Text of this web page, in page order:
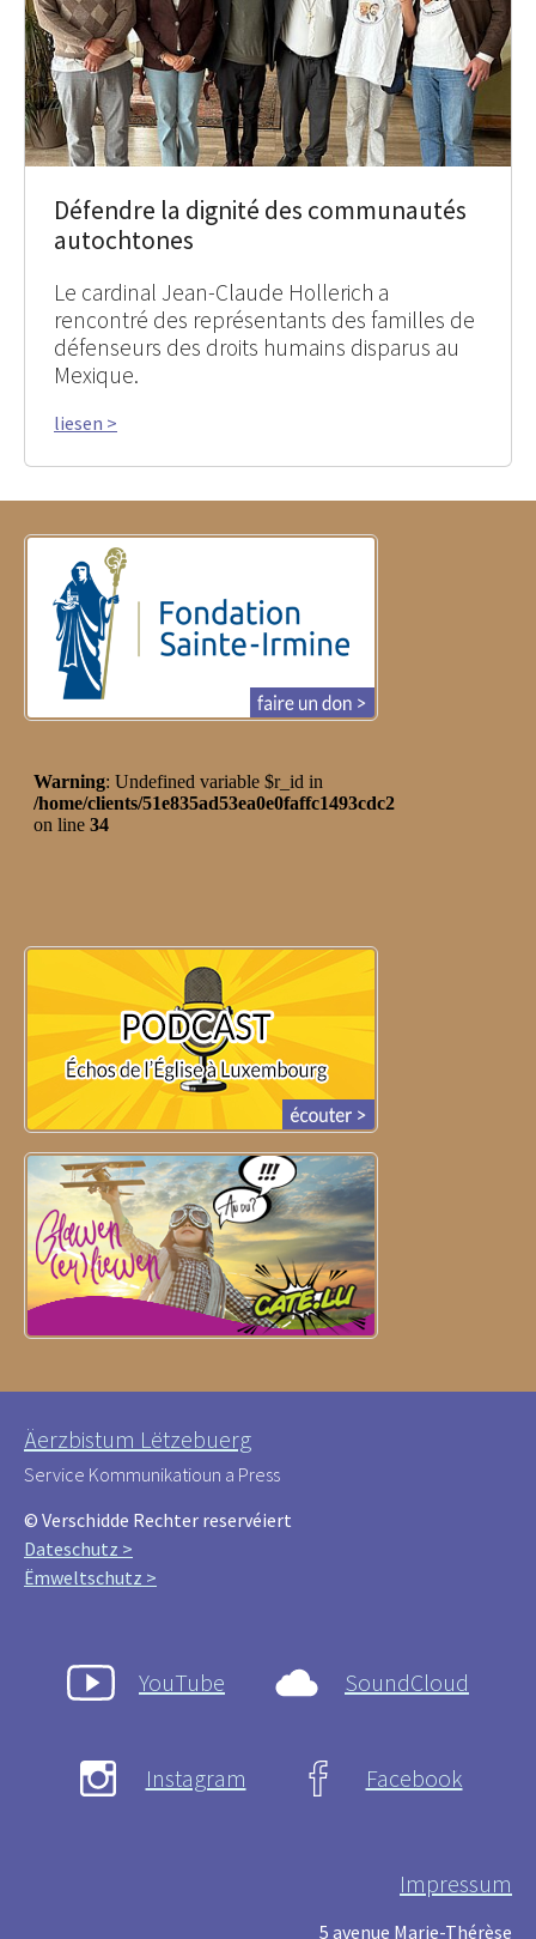
Défendre la dignité des communautés
autochtones
Le cardinal Jean-Claude Hollerich a
rencontré des représentants des familles de
défenseurs des droits humains disparus au
Mexique.
liesen >
Äerzbistum Lëtzebuerg
Service Kommunikatioun a Press
© Verschidde Rechter reservéiert
Dateschutz >
Ëmweltschutz >
YouTube SoundCloud
Instagram Facebook
Impressum
5 avenue Marie-Thérèse